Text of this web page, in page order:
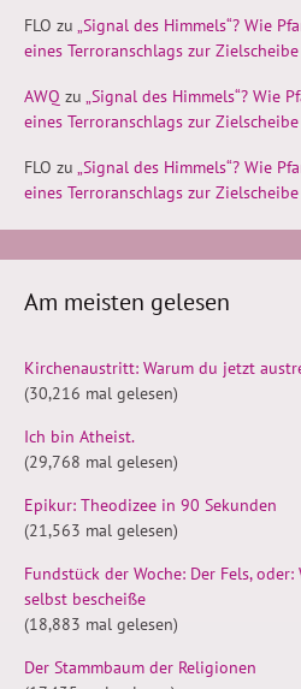
FLO zu „Signal des Himmels“? Wie
eines Terroranschlags zur
AWQ zu „Signal des Himmels“? Wie
eines Terroranschlags zur
FLO zu „Signal des Himmels“? Wie
eines Terroranschlags zur
Am meisten gelesen
Kirchenaustritt: Warum du jetzt
(30,216 mal gelesen)
Ich bin Atheist.
(29,768 mal gelesen)
Epikur: Theodizee in 90 Sekunden
(21,563 mal gelesen)
Fundstück der Woche: Der Fels,
selbst bescheiße
(18,883 mal gelesen)
Der Stammbaum der Religionen